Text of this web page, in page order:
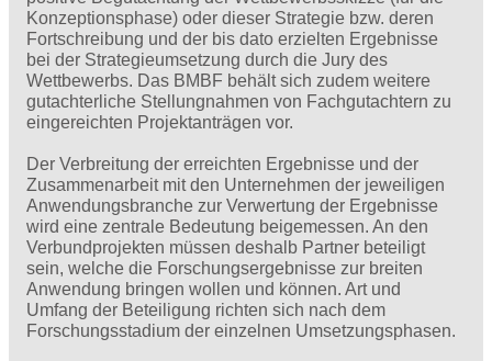
Konzeptionsphase) oder dieser Strategie bzw. deren
Fortschreibung und der bis dato erzielten Ergebnisse
bei der Strategieumsetzung durch die Jury des
Wettbewerbs. Das BMBF behält sich zudem weitere
gutachterliche Stellungnahmen von Fachgutachtern zu
eingereichten Projektanträgen vor.
Der Verbreitung der erreichten Ergebnisse und der
Zusammenarbeit mit den Unternehmen der jeweiligen
Anwendungsbranche zur Verwertung der Ergebnisse
wird eine zentrale Bedeutung beigemessen. An den
Verbundprojekten müssen deshalb Partner beteiligt
sein, welche die Forschungsergebnisse zur breiten
Anwendung bringen wollen und können. Art und
Umfang der Beteiligung richten sich nach dem
Forschungsstadium der einzelnen Umsetzungsphasen.